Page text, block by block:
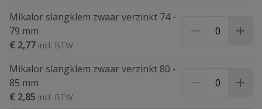
Mikalor slangklem zwaar verzinkt 74 -
79 mm
€ 2,77
Mikalor slangklem zwaar verzinkt 80 -
85 mm
€ 2,85